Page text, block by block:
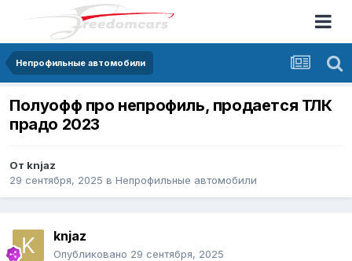
Непрофильные автомобили
Полуофф про непрофиль, продается ТЛК
прадо 2023
От knjaz
29 сентября, 2025 в Непрофильные автомобили
knjaz
Опубликовано 29 сентября, 2025